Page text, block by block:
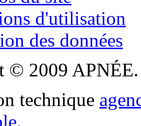
d'utilisation
des données
© 2009 APNÉE.
technique
.